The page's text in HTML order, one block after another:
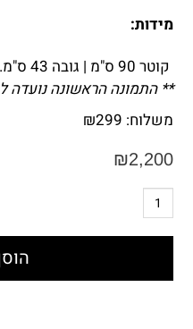
מידות:
קוטר 90 ס"מ | גובה 43 ס"מ.
** התמונה הראשונה
משלוח:
₪299
₪2,200